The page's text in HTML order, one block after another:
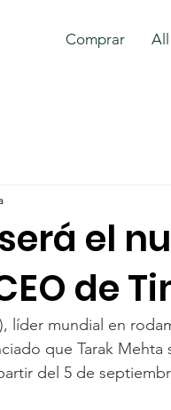
Comprar
el
de
líder mundial en
que Tarak Mehta
del 5 de